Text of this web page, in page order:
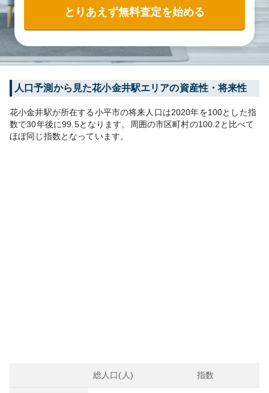
とりあえず無料査定を始める
人口予測から見た花小金井駅エリアの資産性・将来性
花小金井駅が所在する小平市の将来人口は2020年を100とした指
数で30年後に99.5となります。 周囲の市区町村の100.2 と比べて
ほぼ同じ指数となっています。
総人口(人) 指数